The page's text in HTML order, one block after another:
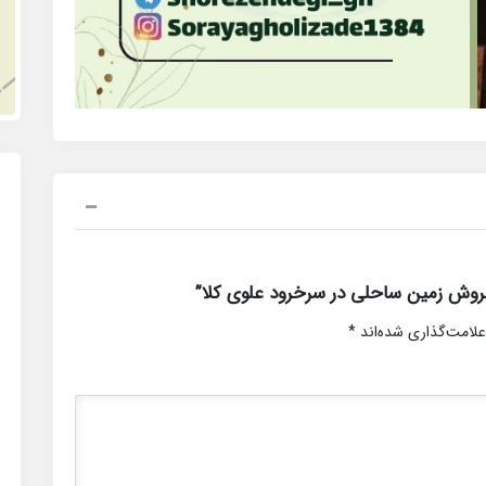
زمین ساحلی در سرخرود علوی کلا”
شده‌اند *